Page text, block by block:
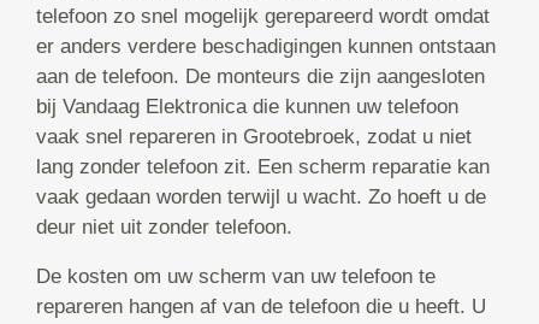
telefoon zo snel mogelijk gerepareerd wordt omdat
er anders verdere beschadigingen kunnen ontstaan
aan de telefoon. De monteurs die zijn aangesloten
bij Vandaag Elektronica die kunnen uw telefoon
vaak snel repareren in Grootebroek, zodat u niet
lang zonder telefoon zit. Een scherm reparatie kan
vaak gedaan worden terwijl u wacht. Zo hoeft u de
deur niet uit zonder telefoon.
De kosten om uw scherm van uw telefoon te
repareren hangen af van de telefoon die u heeft. U